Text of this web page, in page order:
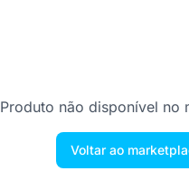
Produto não disponível no
Voltar ao